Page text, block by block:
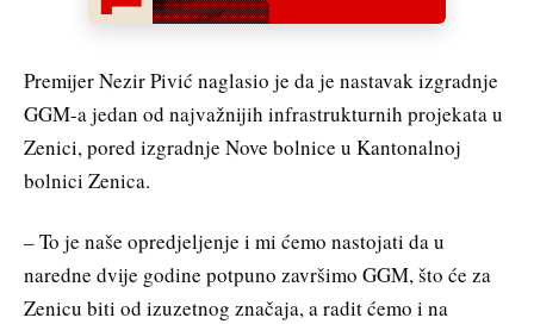
Premijer Nezir Pivić naglasio je da je nastavak izgradnje
GGM-a jedan od najvažnijih infrastrukturnih projekata u
Zenici, pored izgradnje Nove bolnice u Kantonalnoj
bolnici Zenica.
– To je naše opredjeljenje i mi ćemo nastojati da u
naredne dvije godine potpuno završimo GGM, što će za
Zenicu biti od izuzetnog značaja, a radit ćemo i na